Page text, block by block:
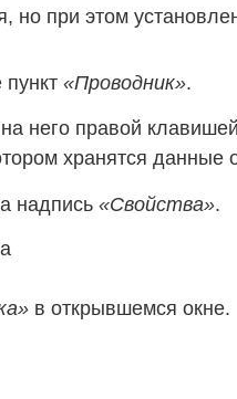
но при этом
пункт «Проводник».
него правой
хранятся
надпись «Свойства».
в открывшемся окне.